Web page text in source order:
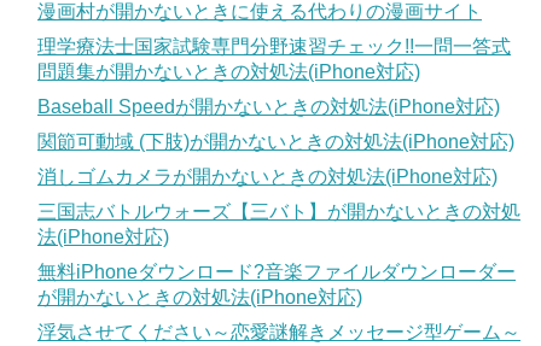
漫画村が開かないときに使える代わりの漫画サイト
理学療法士国家試験専門分野速習チェック!!一問一答式
問題集が開かないときの対処法(iPhone対応)
Baseball Speedが開かないときの対処法(iPhone対応)
関節可動域 (下肢)が開かないときの対処法(iPhone対応)
消しゴムカメラが開かないときの対処法(iPhone対応)
三国志バトルウォーズ【三バト】が開かないときの対処
法(iPhone対応)
無料iPhoneダウンロード?音楽ファイルダウンローダー
が開かないときの対処法(iPhone対応)
浮気させてください～恋愛謎解きメッセージ型ゲーム～